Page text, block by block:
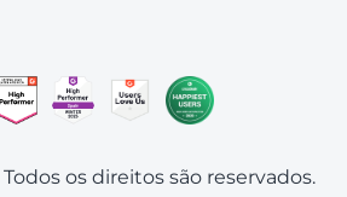
Todos os direitos são reservados.